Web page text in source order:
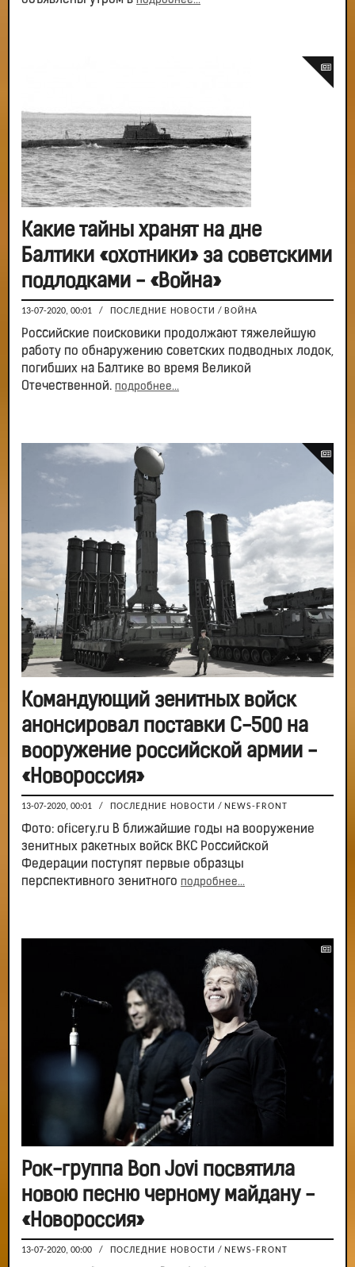
Какие тайны хранят на дне
Балтики «охотники» за советскими
подлодками - «Война»
13-07-2020, 00:01 / ПОСЛЕДНИЕ НОВОСТИ / ВОЙНА
Российские поисковики продолжают тяжелейшую
работу по обнаружению советских подводных лодок,
погибших на Балтике во время Великой
Отечественной. подробнее...
Командующий зенитных войск
анонсировал поставки С-500 на
вооружение российской армии -
«Новороссия»
13-07-2020, 00:01 / ПОСЛЕДНИЕ НОВОСТИ / NEWS-FRONT
Фото: oficery.ru В ближайшие годы на вооружение
зенитных ракетных войск ВКС Российской
Федерации поступят первые образцы
перспективного зенитного подробнее...
Рок-группа Bon Jovi посвятила
новою песню черному майдану -
«Новороссия»
13-07-2020, 00:00 / ПОСЛЕДНИЕ НОВОСТИ / NEWS-FRONT